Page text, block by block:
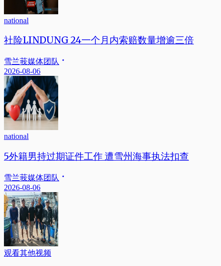
national
社险LINDUNG 24一个月内索赔数量增逾三倍
雪兰莪媒体团队
2026-08-06
national
5外籍男持过期证件工作 遭雪州海事执法扣查
雪兰莪媒体团队
2026-08-06
观看其他视频